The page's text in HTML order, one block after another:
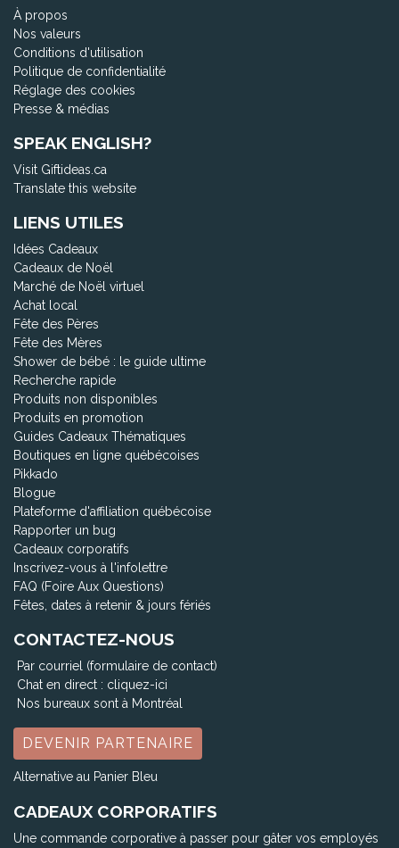
À propos
Nos valeurs
Conditions d'utilisation
Politique de confidentialité
Réglage des cookies
Presse & médias
SPEAK ENGLISH?
Visit Giftideas.ca
Translate this website
LIENS UTILES
Idées Cadeaux
Cadeaux de Noël
Marché de Noël virtuel
Achat local
Fête des Pères
Fête des Mères
Shower de bébé : le guide ultime
Recherche rapide
Produits non disponibles
Produits en promotion
Guides Cadeaux Thématiques
Boutiques en ligne québécoises
Pikkado
Blogue
Plateforme d'affiliation québécoise
Rapporter un bug
Cadeaux corporatifs
Inscrivez-vous à l'infolettre
FAQ (Foire Aux Questions)
Fêtes, dates à retenir & jours fériés
CONTACTEZ-NOUS
Par courriel (formulaire de contact)
Chat en direct : cliquez-ici
Nos bureaux sont à Montréal
DEVENIR PARTENAIRE
Alternative au Panier Bleu
CADEAUX CORPORATIFS
Une commande corporative à passer pour gâter vos employés